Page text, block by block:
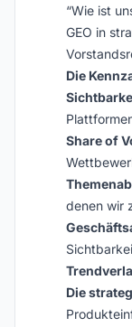
“Wie ist
GEO in
Die
Share of
denen wir
Die